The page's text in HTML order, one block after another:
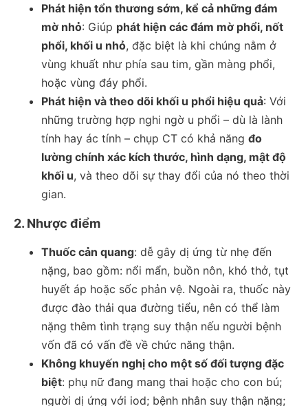
Phát hiện tổn thương sớm, kể cả những đám
mờ nhỏ: Giúp phát hiện các đám mờ phổi, nốt
phổi, khối u nhỏ, đặc biệt là khi chúng nằm ở
vùng khuất như phía sau tim, gần màng phổi,
hoặc vùng đáy phổi.
Phát hiện và theo dõi khối u phổi hiệu quả: Với
những trường hợp nghi ngờ u phổi – dù là lành
tính hay ác tính – chụp CT có khả năng đo
lường chính xác kích thước, hình dạng, mật độ
khối u, và theo dõi sự thay đổi của nó theo thời
gian.
2. Nhược điểm
Thuốc cản quang: dễ gây dị ứng từ nhẹ đến
nặng, bao gồm: nổi mẩn, buồn nôn, khó thở, tụt
huyết áp hoặc sốc phản vệ. Ngoài ra, thuốc này
được đào thải qua đường tiểu, nên có thể làm
nặng thêm tình trạng suy thận nếu người bệnh
vốn đã có vấn đề về chức năng thận.
Không khuyến nghị cho một số đối tượng đặc
biệt: phụ nữ đang mang thai hoặc cho con bú;
người dị ứng với iod; bệnh nhân suy thận nặng;